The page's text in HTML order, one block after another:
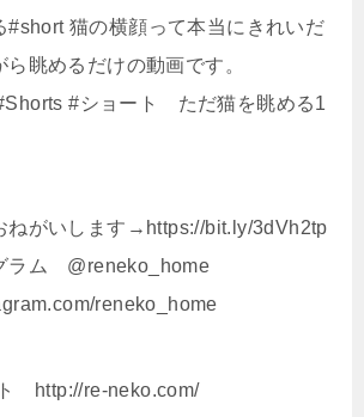
#short 猫の横顔って本当にきれいだ
眺めるだけの動画です。
#ショート ただ猫を眺める1
ねがいします→https://bit.ly/3dVh2tp
ラム @reneko_home
reneko_home
http://re-neko.com/